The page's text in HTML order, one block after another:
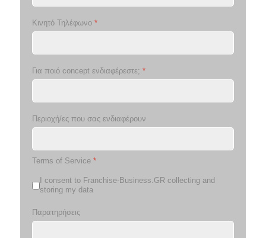
Κινητό Τηλέφωνο *
Για ποιό concept ενδιαφέρεστε; *
Περιοχή/ες που σας ενδιαφέρουν
Terms of Service *
I consent to Franchise-Business.GR collecting and
storing my data
Παρατηρήσεις